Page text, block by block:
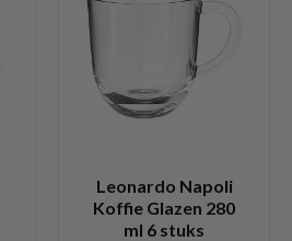
Leonardo Napoli
Koffie Glazen 280
ml 6 stuks